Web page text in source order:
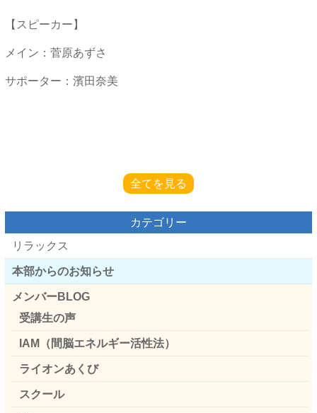
【スピーカー】
メイン：菅原あずさ
サポーター：濱田奈美
全てを見る
カテゴリー
リラックス
本部からのお知らせ
メンバーBLOG
受講生の声
IAM（間脳エネルギー活性法）
ライオンあくび
スクール